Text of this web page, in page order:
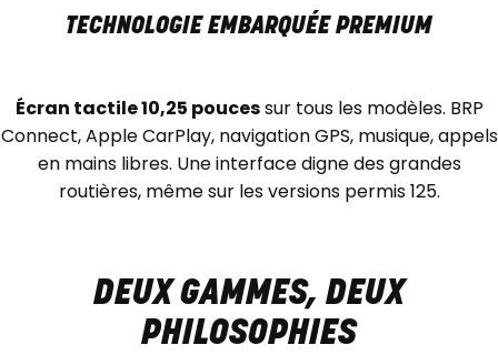
TECHNOLOGIE EMBARQUÉE PREMIUM
Écran tactile 10,25 poucessur tous les modèles. BRP
Connect, Apple CarPlay, navigation GPS, musique, appels
en mains libres. Une interface digne des grandes
routières, même sur les versions permis 125.
DEUX GAMMES, DEUX
PHILOSOPHIES